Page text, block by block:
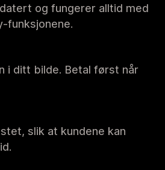
og fungerer alltid med
funksjonene.
i ditt bilde. Betal først når
slik at kundene kan